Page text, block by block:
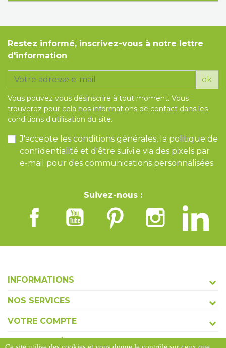
Restez informé, inscrivez-vous à notre lettre
d'information
ok
Vous pouvez vous désinscrire à tout moment. Vous
trouverez pour cela nos informations de contact dans les
conditions d'utilisation du site.
J'accepte les conditions générales, la politique de
confidentialité et d'être suivi.e via des pixels par
e-mail pour des communications personnalisées
Suivez-nous :
INFORMATIONS
NOS SERVICES
VOTRE COMPTE